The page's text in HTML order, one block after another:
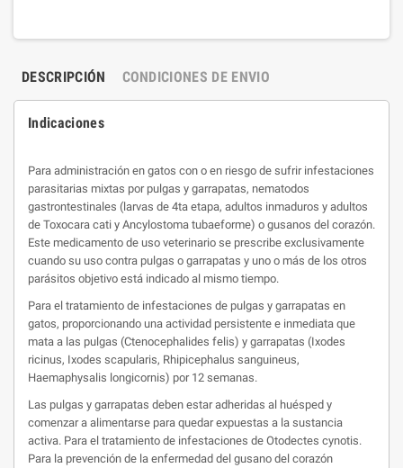
DESCRIPCIÓN CONDICIONES DE ENVIO
Indicaciones
Para administración en gatos con o en riesgo de sufrir infestaciones
parasitarias mixtas por pulgas y garrapatas, nematodos
gastrontestinales (larvas de 4ta etapa, adultos inmaduros y adultos
de Toxocara cati y Ancylostoma tubaeforme) o gusanos del corazón.
Este medicamento de uso veterinario se prescribe exclusivamente
cuando su uso contra pulgas o garrapatas y uno o más de los otros
parásitos objetivo está indicado al mismo tiempo.
Para el tratamiento de infestaciones de pulgas y garrapatas en
gatos, proporcionando una actividad persistente e inmediata que
mata a las pulgas (Ctenocephalides felis) y garrapatas (Ixodes
ricinus, Ixodes scapularis, Rhipicephalus sanguineus,
Haemaphysalis longicornis) por 12 semanas.
Las pulgas y garrapatas deben estar adheridas al huésped y
comenzar a alimentarse para quedar expuestas a la sustancia
activa. Para el tratamiento de infestaciones de Otodectes cynotis.
Para la prevención de la enfermedad del gusano del corazón